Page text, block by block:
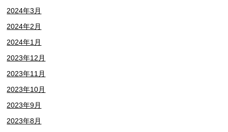
2024年3月
2024年2月
2024年1月
2023年12月
2023年11月
2023年10月
2023年9月
2023年8月